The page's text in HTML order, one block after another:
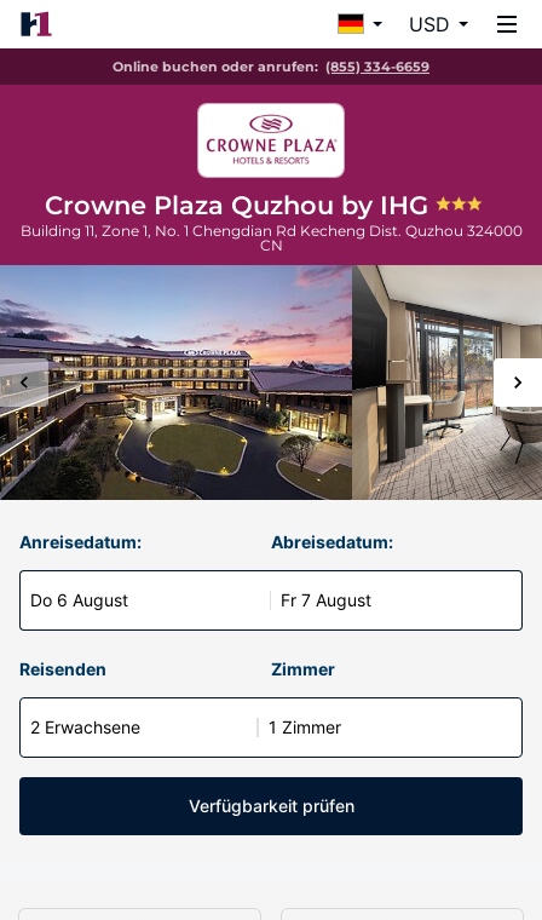
USD
Online buchen oder anrufen: (855) 334-6659
Crowne Plaza Quzhou by IHG
Building 11, Zone 1, No. 1 Chengdian Rd Kecheng Dist. Quzhou 324000
CN
Anreisedatum:
Do 6 August
Abreisedatum:
Fr 7 August
Reisenden Zimmer
2 Erwachsene 1 Zimmer
Verfügbarkeit prüfen